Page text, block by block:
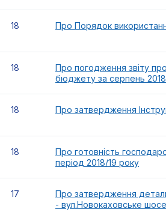
18 Про Порядок
18
Про погодження звіту
бюджету за серпень
18 Про затвердження
18
Про готовність
період 2018/19 року
17
Про затвердження
- вул.Новокаховське шосе